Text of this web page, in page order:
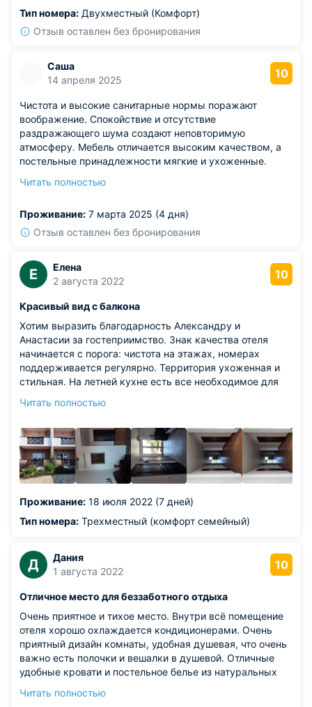
Тип номера: Двухместный (Комфорт)
Отзыв оставлен без бронирования
Саша
14 апреля 2025
10
Чистота и высокие санитарные нормы поражают
воображение. Спокойствие и отсутствие
раздражающего шума создают неповторимую
атмосферу. Мебель отличается высоким качеством, а
постельные принадлежности мягкие и ухоженные.
передвижение по нему удобное. Никаких негативных
непременно порекомендую другим.
Читать полностью
Проживание: 7 марта 2025 (4 дня)
Отзыв оставлен без бронирования
Е
Елена
2 августа 2022
10
Красивый вид с балкона
Хотим выразить благодарность Александру и
Анастасии за гостеприимство. Знак качества отеля
начинается с порога: чистота на этажах, номерах
поддерживается регулярно. Территория ухоженная и
стильная. На летней кухне есть все необходимое для
аккуратен и педантичен,он ещё и великолепный
на субботний "семейный" ужин...аромат и вкус
шашлыка или плова навсегда остаётся в памяти и
закрепляется дегустацией натуральных вин. Спасибо
огромное за наш отпуск! С уважением, Андрей и Елена.
Читать полностью
Проживание: 18 июля 2022 (7 дней)
Тип номера: Трехместный (комфорт семейный)
Д
Дания
1 августа 2022
10
Отличное место для беззаботного отдыха
Очень приятное и тихое место. Внутри всё помещение
отеля хорошо охлаждается кондиционерами. Очень
приятный дизайн комнаты, удобная душевая, что очень
важно есть полочки и вешалки в душевой. Отличные
удобные кровати и постельное белье из натуральных
можно провести время. До моря минут 7-10 спокойным
Читать полностью